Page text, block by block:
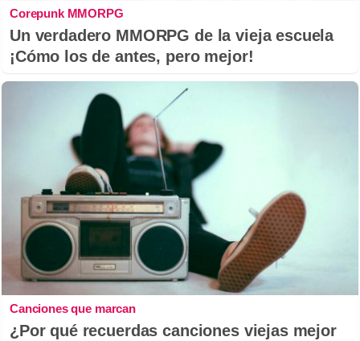
Corepunk MMORPG
Un verdadero MMORPG de la vieja escuela
¡Cómo los de antes, pero mejor!
Canciones que marcan
¿Por qué recuerdas canciones viejas mejor